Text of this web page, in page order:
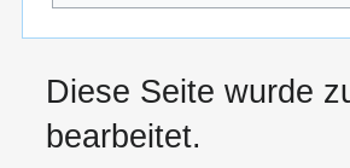
Diese Seite wurde
bearbeitet.